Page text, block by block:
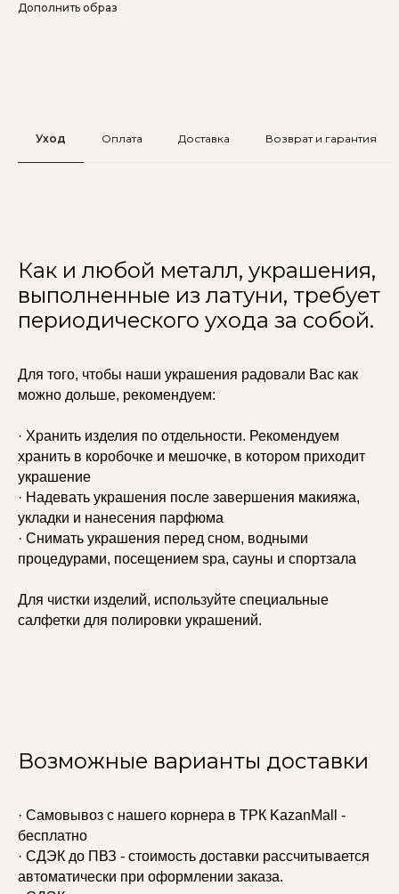
Дополнить образ
Уход Оплата Доставка Возврат и гарантия
Как и любой металл, украшения,
выполненные из латуни, требует
периодического ухода за собой.
Для того, чтобы наши украшения радовали Вас как
можно дольше, рекомендуем:
· Хранить изделия по отдельности. Рекомендуем
хранить в коробочке и мешочке, в котором приходит
украшение
· Надевать украшения после завершения макияжа,
укладки и нанесения парфюма
· Снимать украшения перед сном, водными
процедурами, посещением spa, сауны и спортзала
Для чистки изделий, используйте специальные
салфетки для полировки украшений.
Возможные варианты доставки
· Самовывоз с нашего корнера в ТРК KazanMall -
бесплатно
· СДЭК до ПВЗ - стоимость доставки рассчитывается
автоматически при оформлении заказа.